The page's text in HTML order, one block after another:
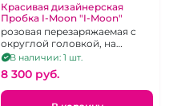
Красивая дизайнерская
Пробка I-Moon "I-Moon"
розовая перезаряжаемая с
округлой головкой, на
дистанционном пульте
управления
В наличии: 1 шт.
8 300 pуб.